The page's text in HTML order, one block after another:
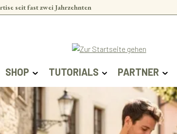
seit fast zwei Jahrzehnten
SHOP TUTORIALS PARTNER